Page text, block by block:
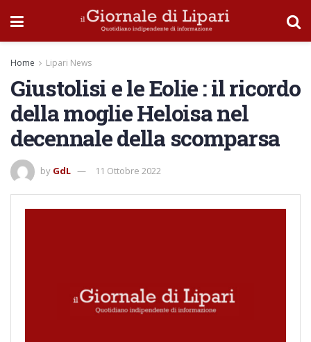
Home Lipari News
Giustolisi e le Eolie : il ricordo
della moglie Heloisa nel
decennale della scomparsa
by GdL 11 Ottobre 2022